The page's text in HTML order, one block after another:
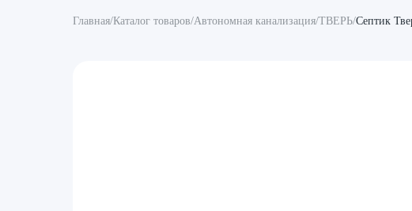
Главная/Каталог товаров/Автономная канализация/ТВЕРЬ/Септик